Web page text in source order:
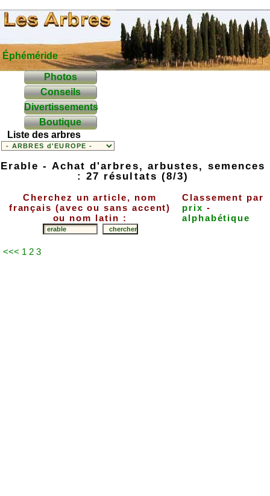
Éphéméride
Photos
Conseils
Divertissements
Boutique
Liste des arbres
Erable - Achat d'arbres, arbustes, semences
: 27 résultats (8/3)
Cherchez un article, nom
français (avec ou sans accent)
ou nom latin :
Classement par
prix -
alphabétique
<<< 1 2 3